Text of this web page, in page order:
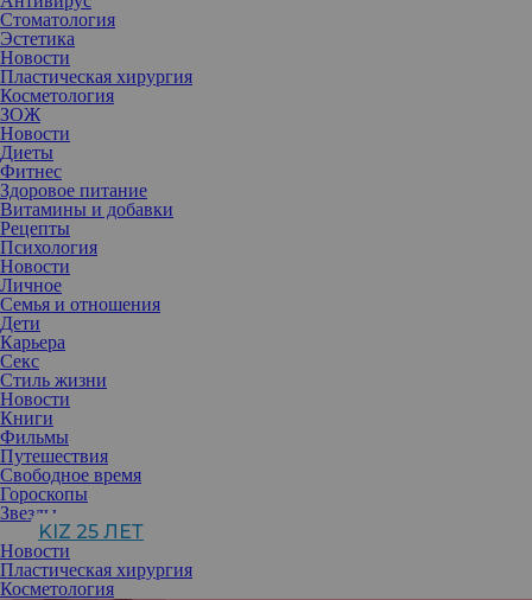
Стоматология
Эстетика
Новости
Пластическая хирургия
Косметология
ЗОЖ
Новости
Диеты
Фитнес
Здоровое питание
Витамины и добавки
Рецепты
Психология
Новости
Личное
Семья и отношения
Дети
Карьера
Секс
Стиль жизни
Новости
Книги
Фильмы
Путешествия
Свободное время
Гороскопы
Звезды
KIZ 25 ЛЕТ
Новости
Пластическая хирургия
Косметология
Любое хирургическое вмешательство, даже самое ювелирное,
оставляет после себя след. И если сразу после операции мы
концентрируемся на отеках и заживлении, то спустя пару
месяцев главным вопросом становится насколько тонким и
незаметным получится рубец. Современная медицина
предлагает эффективное решение — лазерную шлифовку. Но
важно понимать, что это не просто косметическая процедура, а
серьезный этап реабилитации, требующий грамотного подхода и
терпения.